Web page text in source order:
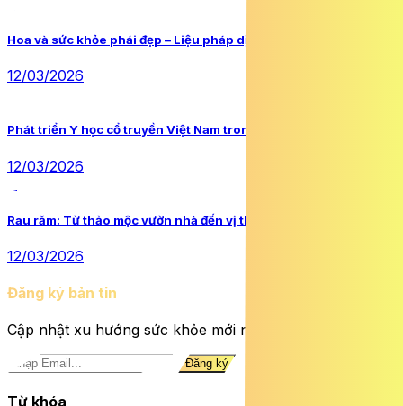
Hoa và sức khỏe phái đẹp – Liệu pháp dịu dàng từ thiên nhiên
12/03/2026
Phát triển Y học cổ truyền Việt Nam trong thế kỷ XXI
12/03/2026
Rau răm: Từ thảo mộc vườn nhà đến vị thuốc dân gian
12/03/2026
Đăng ký bản tin
Cập nhật xu hướng sức khỏe mới nhất mỗi ngày.
Đăng ký
Từ khóa